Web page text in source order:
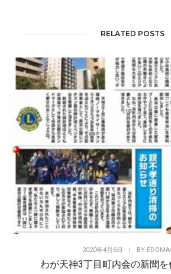
RELATED POSTS
2020年4月6日 BY
わが天神3丁目町内会の新聞を